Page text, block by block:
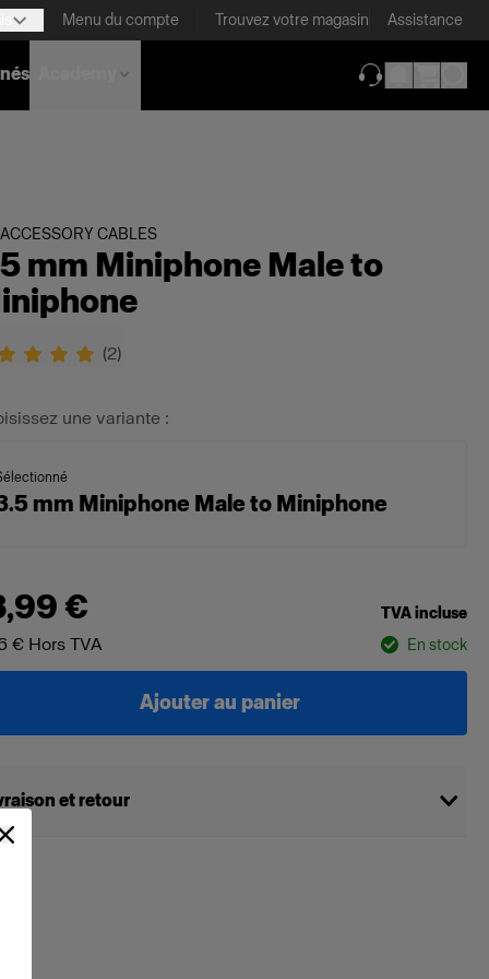
Menu du compte Trouvez votre magasin Assistance
CABLES
mm Miniphone Male to
(2)
une variante :
mm Miniphone Male to Miniphone
€ TVA incluse
€ Hors TVA En stock
Ajouter au panier
et retour